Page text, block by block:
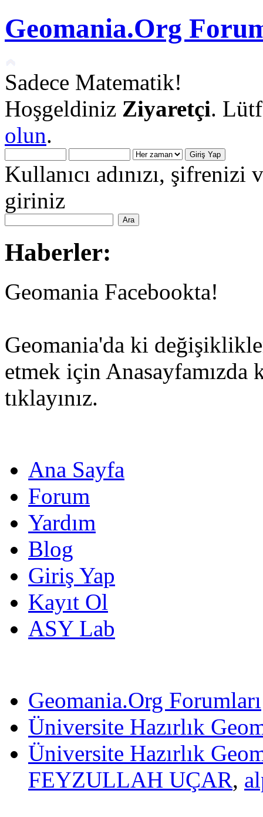
Geomania.Org
Sadece Matematik!
Hoşgeldiniz Ziyaretçi.
olun.
Kullanıcı adınızı,
giriniz
Haberler:
Geomania Facebookta!
Geomania'da ki
etmek için
tıklayınız.
Ana Sayfa
Forum
Yardım
Blog
Giriş Yap
Kayıt Ol
ASY Lab
Geomania.Org Forumları
Üniversite Hazırlık
Üniversite Hazırlık
FEYZULLAH UÇAR,